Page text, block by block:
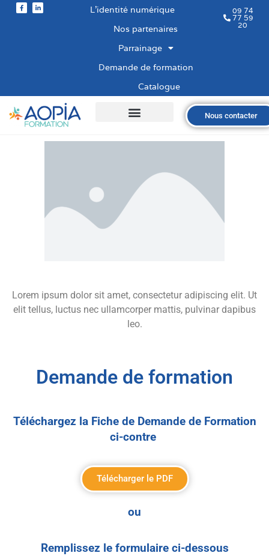
L’identité numérique
Nos partenaires
Parrainage
Demande de formation
Catalogue
09 74
77 59
20
Nous contacter
Lorem ipsum dolor sit amet, consectetur adipiscing elit. Ut
elit tellus, luctus nec ullamcorper mattis, pulvinar dapibus
leo.
Demande de formation
Téléchargez la Fiche de Demande de Formation
ci-contre
Télécharger le PDF
ou
Remplissez le formulaire ci-dessous